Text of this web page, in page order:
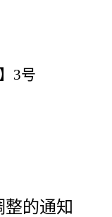
】 3号
的通知